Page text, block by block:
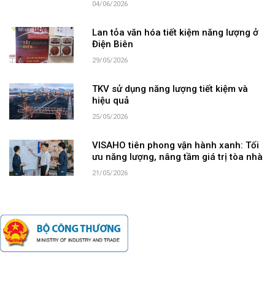
04/06/2026
Lan tỏa văn hóa tiết kiệm năng lượng ở
Điện Biên
29/05/2026
TKV sử dụng năng lượng tiết kiệm và
hiệu quả
25/05/2026
VISAHO tiên phong vận hành xanh: Tối
ưu năng lượng, nâng tầm giá trị tòa nhà
21/05/2026